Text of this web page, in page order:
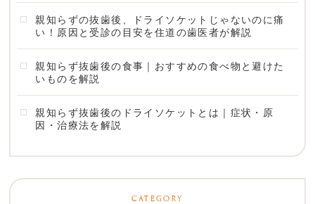
親知らずの抜歯後、ドライソケットじゃないのに痛
い！原因と受診の目安を住道の歯医者が解説
親知らず抜歯後の食事｜おすすめの食べ物と避けた
いものを解説
親知らず抜歯後のドライソケットとは｜症状・原
因・治療法を解説